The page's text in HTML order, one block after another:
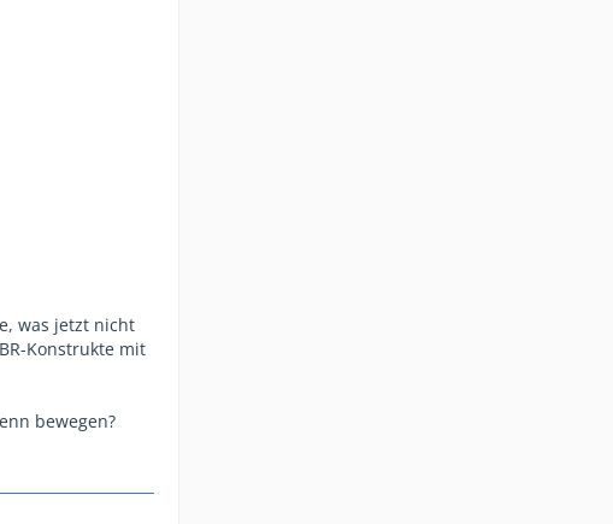
was jetzt nicht
Konstrukte mit
bewegen?